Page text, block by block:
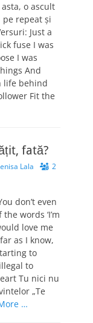
o ascult
pe repeat și
Just a
fuse I was
I was
And
life behind
Fit the
fată?
Lala
2
don’t even
words ‘I’m
love me
as I know,
to
to
Tu nici nu
„Te
…